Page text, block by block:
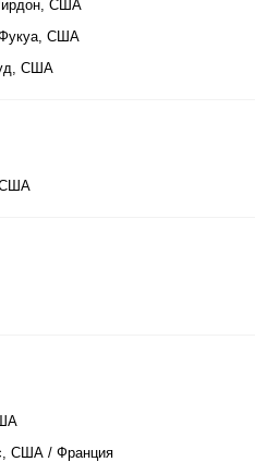
США
США
США
США
США / Франция